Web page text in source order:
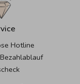
Hotline